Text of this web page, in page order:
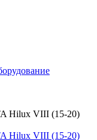
Hilux VIII (15-20)